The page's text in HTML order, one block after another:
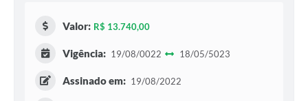
Contratos
Galeria de Vídeos
Secretarias
Valor: R$ 13.740,00
Vigência: 19/08/0022 18/05/5023
Assinado em: 19/08/2022